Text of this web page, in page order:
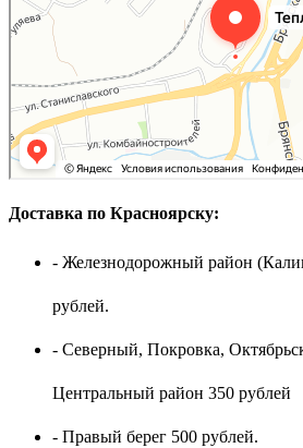
Доставка по Красноярску:
- Железнодорожный район
рублей.
- Северный, Покровка,
Центральный район 350 рублей
- Правый берег 500 рублей.